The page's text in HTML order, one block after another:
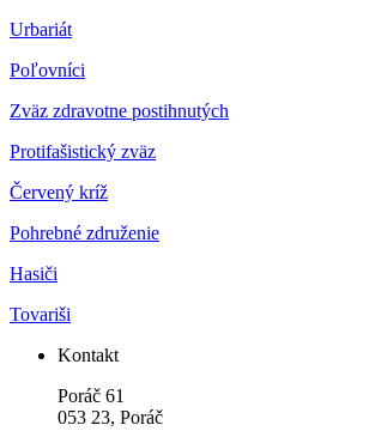
Urbariát
Poľovníci
Zväz zdravotne postihnutých
Protifašistický zväz
Červený kríž
Pohrebné združenie
Hasiči
Tovariši
Kontakt
Poráč 61
053 23, Poráč